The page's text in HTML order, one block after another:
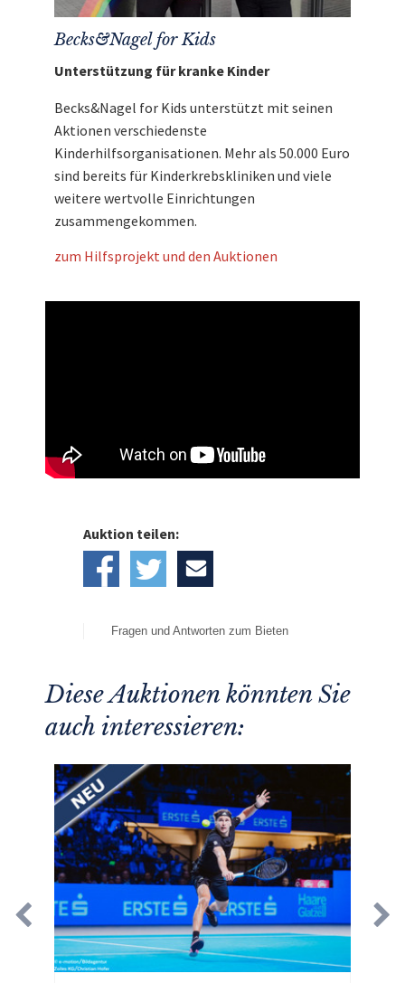
Becks&Nagel for Kids
Unterstützung für kranke Kinder
Becks&Nagel for Kids unterstützt mit seinen
Aktionen verschiedenste
Kinderhilfsorganisationen. Mehr als 50.000 Euro
sind bereits für Kinderkrebskliniken und viele
weitere wertvolle Einrichtungen
zusammengekommen.
zum Hilfsprojekt und den Auktionen
Auktion teilen:
Fragen und Antworten zum Bieten
Diese Auktionen könnten Sie
auch interessieren: